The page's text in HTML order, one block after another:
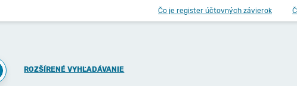
Čo je register účtovných závierok
ROZŠÍRENÉ VYHĽADÁVANIE